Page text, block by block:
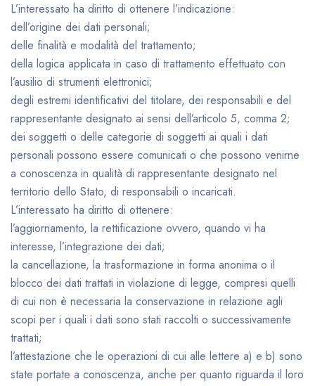
L’interessato ha diritto di ottenere l’indicazione:
dell’origine dei dati personali;
delle finalità e modalità del trattamento;
della logica applicata in caso di trattamento effettuato con
l’ausilio di strumenti elettronici;
degli estremi identificativi del titolare, dei responsabili e del
rappresentante designato ai sensi dell’articolo 5, comma 2;
dei soggetti o delle categorie di soggetti ai quali i dati
personali possono essere comunicati o che possono venirne
a conoscenza in qualità di rappresentante designato nel
territorio dello Stato, di responsabili o incaricati.
L’interessato ha diritto di ottenere:
l’aggiornamento, la rettificazione ovvero, quando vi ha
interesse, l’integrazione dei dati;
la cancellazione, la trasformazione in forma anonima o il
blocco dei dati trattati in violazione di legge, compresi quelli
di cui non è necessaria la conservazione in relazione agli
scopi per i quali i dati sono stati raccolti o successivamente
trattati;
l’attestazione che le operazioni di cui alle lettere a) e b) sono
state portate a conoscenza, anche per quanto riguarda il loro